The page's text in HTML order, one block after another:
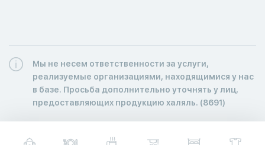
Мы не несем ответственности за услуги,
реализуемые организациями, находящимися у нас
в базе. Просьба дополнительно уточнять у лиц,
предоставляющих продукцию халяль. (8691)